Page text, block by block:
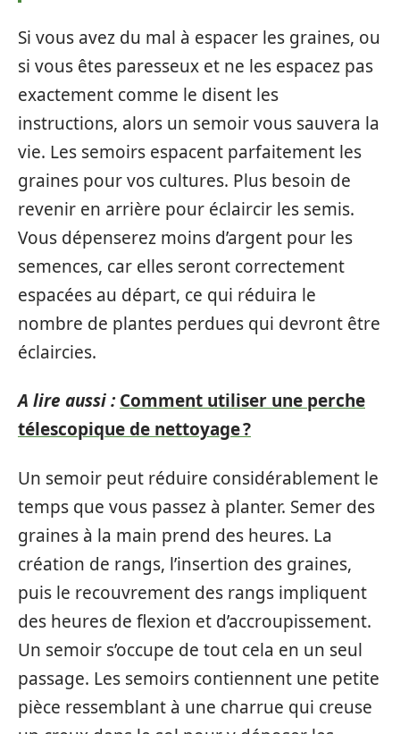
Si vous avez du mal à espacer les graines, ou
si vous êtes paresseux et ne les espacez pas
exactement comme le disent les
instructions, alors un semoir vous sauvera la
vie. Les semoirs espacent parfaitement les
graines pour vos cultures. Plus besoin de
revenir en arrière pour éclaircir les semis.
Vous dépenserez moins d’argent pour les
semences, car elles seront correctement
espacées au départ, ce qui réduira le
nombre de plantes perdues qui devront être
éclaircies.
A lire aussi : Comment utiliser une perche
télescopique de nettoyage ?
Un semoir peut réduire considérablement le
temps que vous passez à planter. Semer des
graines à la main prend des heures. La
création de rangs, l’insertion des graines,
puis le recouvrement des rangs impliquent
des heures de flexion et d’accroupissement.
Un semoir s’occupe de tout cela en un seul
passage. Les semoirs contiennent une petite
pièce ressemblant à une charrue qui creuse